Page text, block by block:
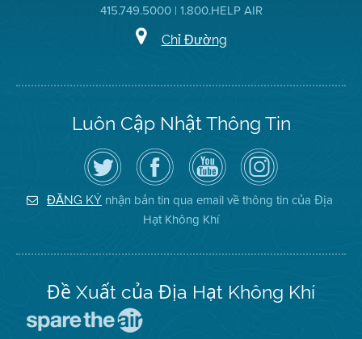
415.749.5000 | 1.800.HELP AIR
Chỉ Đường
Luôn Cập Nhật Thông Tin
Hãy
theo
dõi
Địa
Hạt
Không
Truy
cập
Trang
Facebook
của
Địa
Hạt
Kênh
YouTube
của
Địa
Hạt
Không
Khí
Air
District
on
Instagram
ĐĂNG KÝ nhận bản tin qua email về thông tin của Địa
Hạt Không Khí
Đề Xuất của Địa Hạt Không Khí